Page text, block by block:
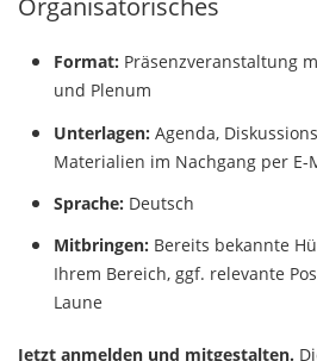
Organisatorisches
Format: Präsenzveranstaltung
und Plenum
Unterlagen: Agenda,
Materialien im Nachgang per E-
Sprache: Deutsch
Mitbringen: Bereits bekannte
Ihrem Bereich, ggf. relevante
Laune
Jetzt anmelden und mitgestalten.